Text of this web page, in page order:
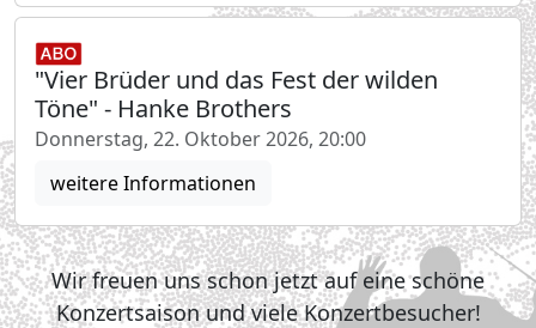
"Vier Brüder und das Fest der wilden
Töne" - Hanke Brothers
Donnerstag, 22. Oktober 2026, 20:00
weitere Informationen
Wir freuen uns schon jetzt auf eine schöne
Konzertsaison und viele Konzertbesucher!